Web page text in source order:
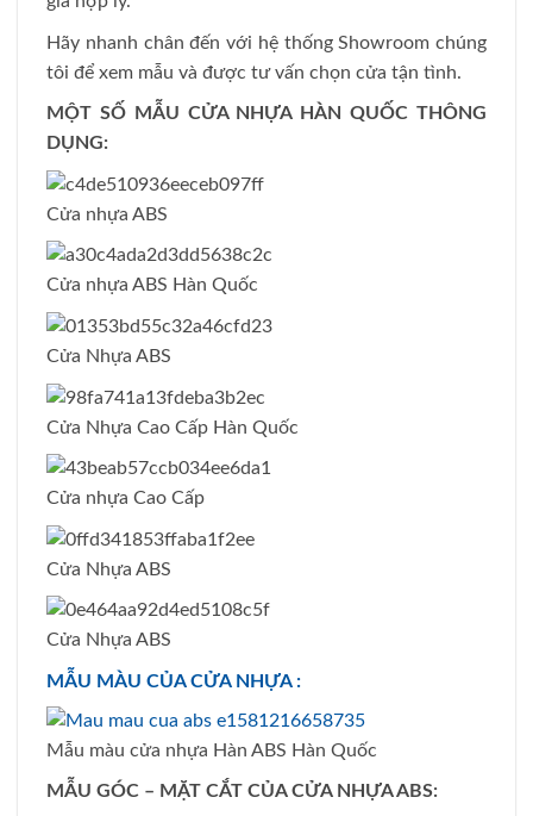
Hãy nhanh chân đến với hệ thống Showroom chúng
tôi để xem mẫu và được tư vấn chọn cửa tận tình.
MỘT SỐ MẪU CỬA NHỰA HÀN QUỐC THÔNG
DỤNG:
Cửa nhựa ABS
Cửa nhựa ABS Hàn Quốc
Cửa Nhựa ABS
Cửa Nhựa Cao Cấp Hàn Quốc
Cửa nhựa Cao Cấp
Cửa Nhựa ABS
Cửa Nhựa ABS
MẪU MÀU CỦA CỬA NHỰA :
Mẫu màu cửa nhựa Hàn ABS Hàn Quốc
MẪU GÓC – MẶT CẮT CỦA CỬA NHỰA ABS: